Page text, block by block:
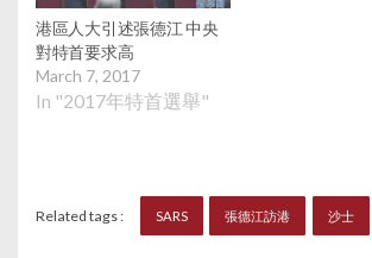
港區人大引述張德江 中央
對特首要求高
March 7, 2017
In "2017年特首選舉"
Related tags : SARS 張德江訪港 沙士